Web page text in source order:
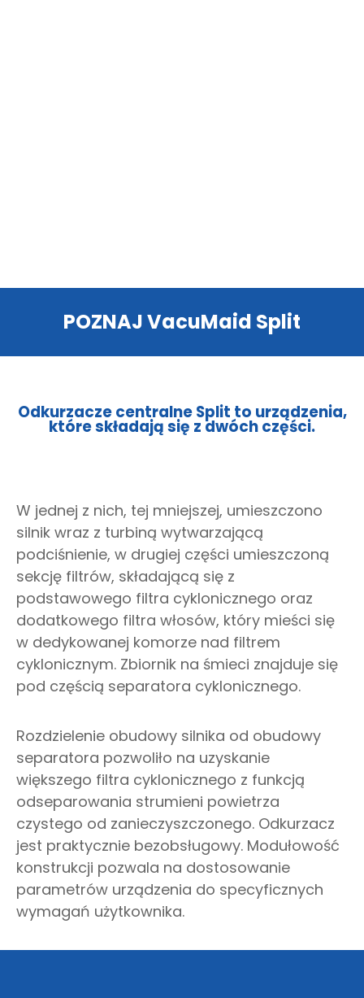
POZNAJ VacuMaid Split
Odkurzacze centralne Split to urządzenia,
które składają się z dwóch części.
W jednej z nich, tej mniejszej, umieszczono
silnik wraz z turbiną wytwarzającą
podciśnienie, w drugiej części umieszczoną
sekcję filtrów, składającą się z
podstawowego filtra cyklonicznego oraz
dodatkowego filtra włosów, który mieści się
w dedykowanej komorze nad filtrem
cyklonicznym. Zbiornik na śmieci znajduje się
pod częścią separatora cyklonicznego.
Rozdzielenie obudowy silnika od obudowy
separatora pozwoliło na uzyskanie
większego filtra cyklonicznego z funkcją
odseparowania strumieni powietrza
czystego od zanieczyszczonego. Odkurzacz
jest praktycznie bezobsługowy. Modułowość
konstrukcji pozwala na dostosowanie
parametrów urządzenia do specyficznych
wymagań użytkownika.